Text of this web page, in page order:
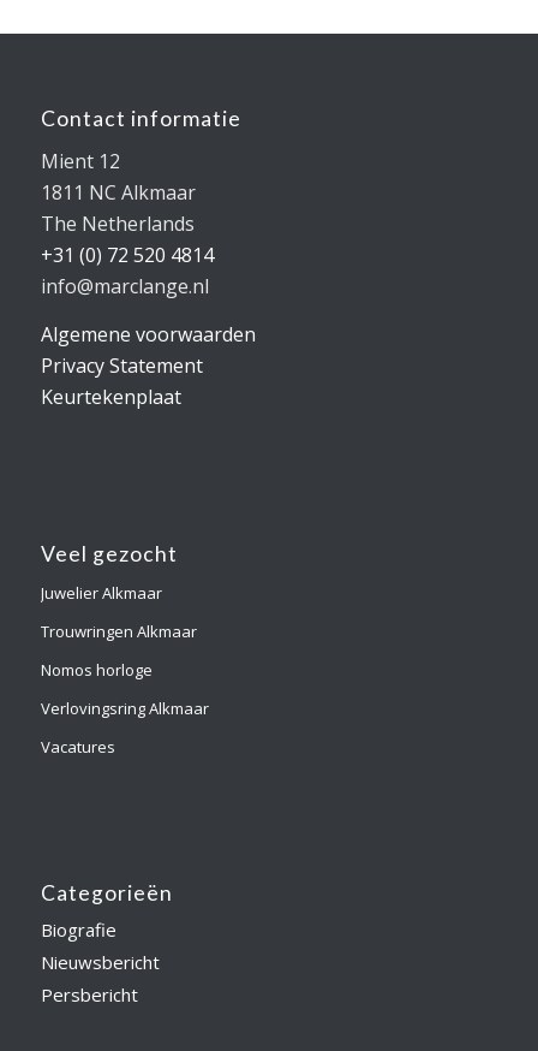
Contact informatie
Mient 12
1811 NC Alkmaar
The Netherlands
+31 (0) 72 520 4814
info@marclange.nl
Algemene voorwaarden
Privacy Statement
Keurtekenplaat
Veel gezocht
Juwelier Alkmaar
Trouwringen Alkmaar
Nomos horloge
Verlovingsring Alkmaar
Vacatures
Categorieën
Biografie
Nieuwsbericht
Persbericht